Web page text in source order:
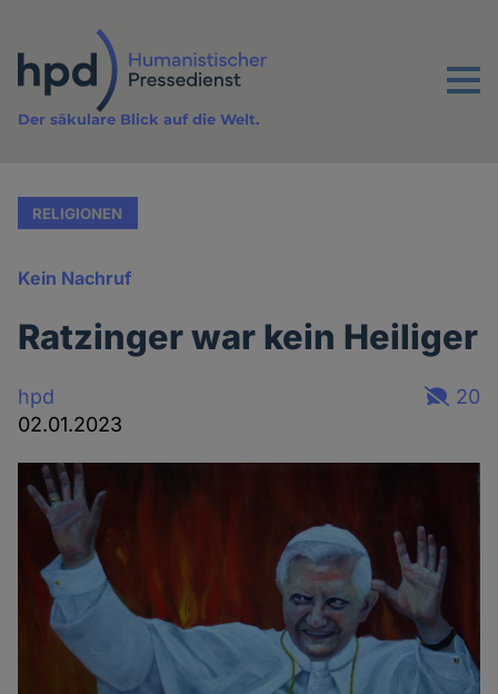
Inhalt
Menu
Der säkulare Blick auf die Welt.
RELIGIONEN
Kein Nachruf
Ratzinger war kein Heiliger
hpd
02.01.2023
20